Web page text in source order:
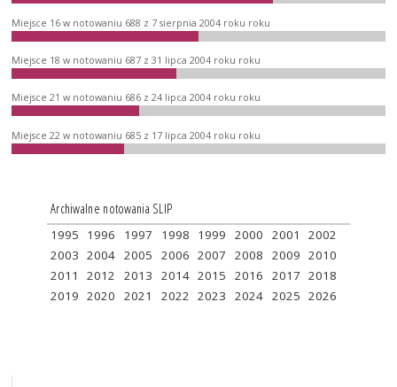
Miejsce 16 w notowaniu 688 z 7 sierpnia 2004 roku roku
Miejsce 18 w notowaniu 687 z 31 lipca 2004 roku roku
Miejsce 21 w notowaniu 686 z 24 lipca 2004 roku roku
Miejsce 22 w notowaniu 685 z 17 lipca 2004 roku roku
Archiwalne notowania SLIP
1995 1996 1997 1998 1999 2000 2001
2002
2003 2004 2005 2006 2007 2008 2009 2010
2011
2012 2013 2014 2015 2016 2017 2018
2019 2020 2021 2022 2023 2024 2025 2026